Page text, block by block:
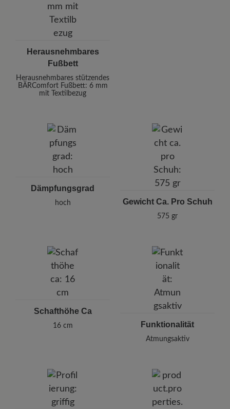
Herausnehmbares
Fußbett
Herausnehmbares stützendes
BÄRComfort Fußbett: 6 mm
mit Textilbezug
Dämpfungsgrad
hoch Gewicht Ca. Pro Schuh
575 gr
Schafthöhe Ca
16 cm Funktionalität
Atmungsaktiv